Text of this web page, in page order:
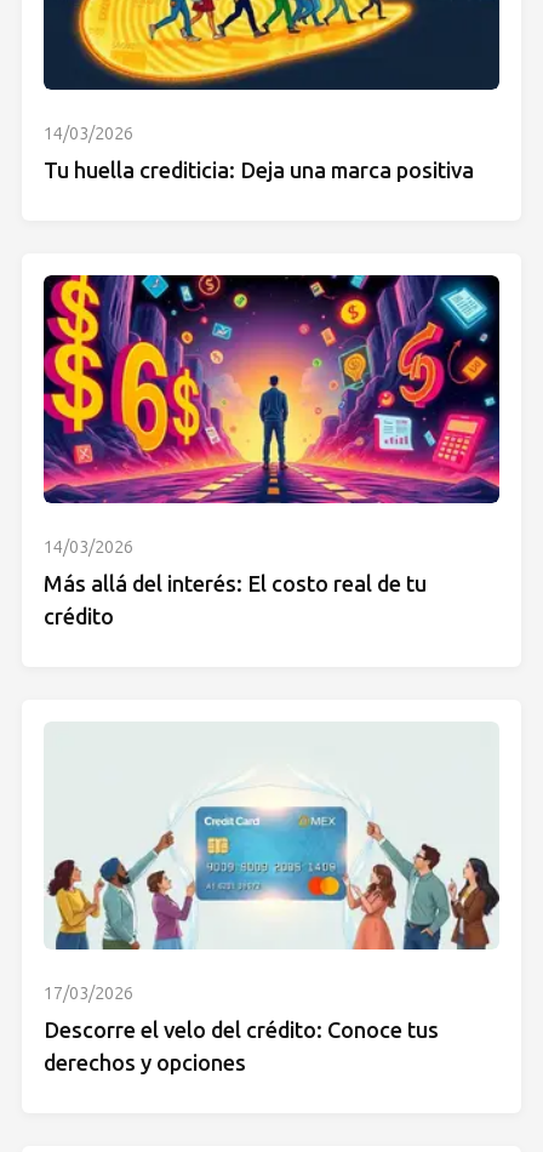
14/03/2026
Tu huella crediticia: Deja una marca positiva
14/03/2026
Más allá del interés: El costo real de tu
crédito
17/03/2026
Descorre el velo del crédito: Conoce tus
derechos y opciones